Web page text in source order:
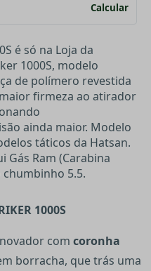
Calcular
é só na Loja da
1000S, modelo
de polímero revestida
firmeza ao atirador
ainda maior. Modelo
táticos da Hatsan.
Gás Ram (Carabina
5.5.
1000S
com coronha
borracha, que trás uma